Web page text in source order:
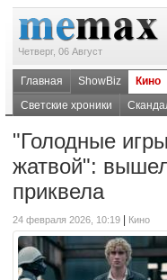
Четверг, 06 Август
Главная ShowBiz Кино
Светские хроники
"Голодные
жатвой":
приквела
24 февраля 2026, 10:19 Кино